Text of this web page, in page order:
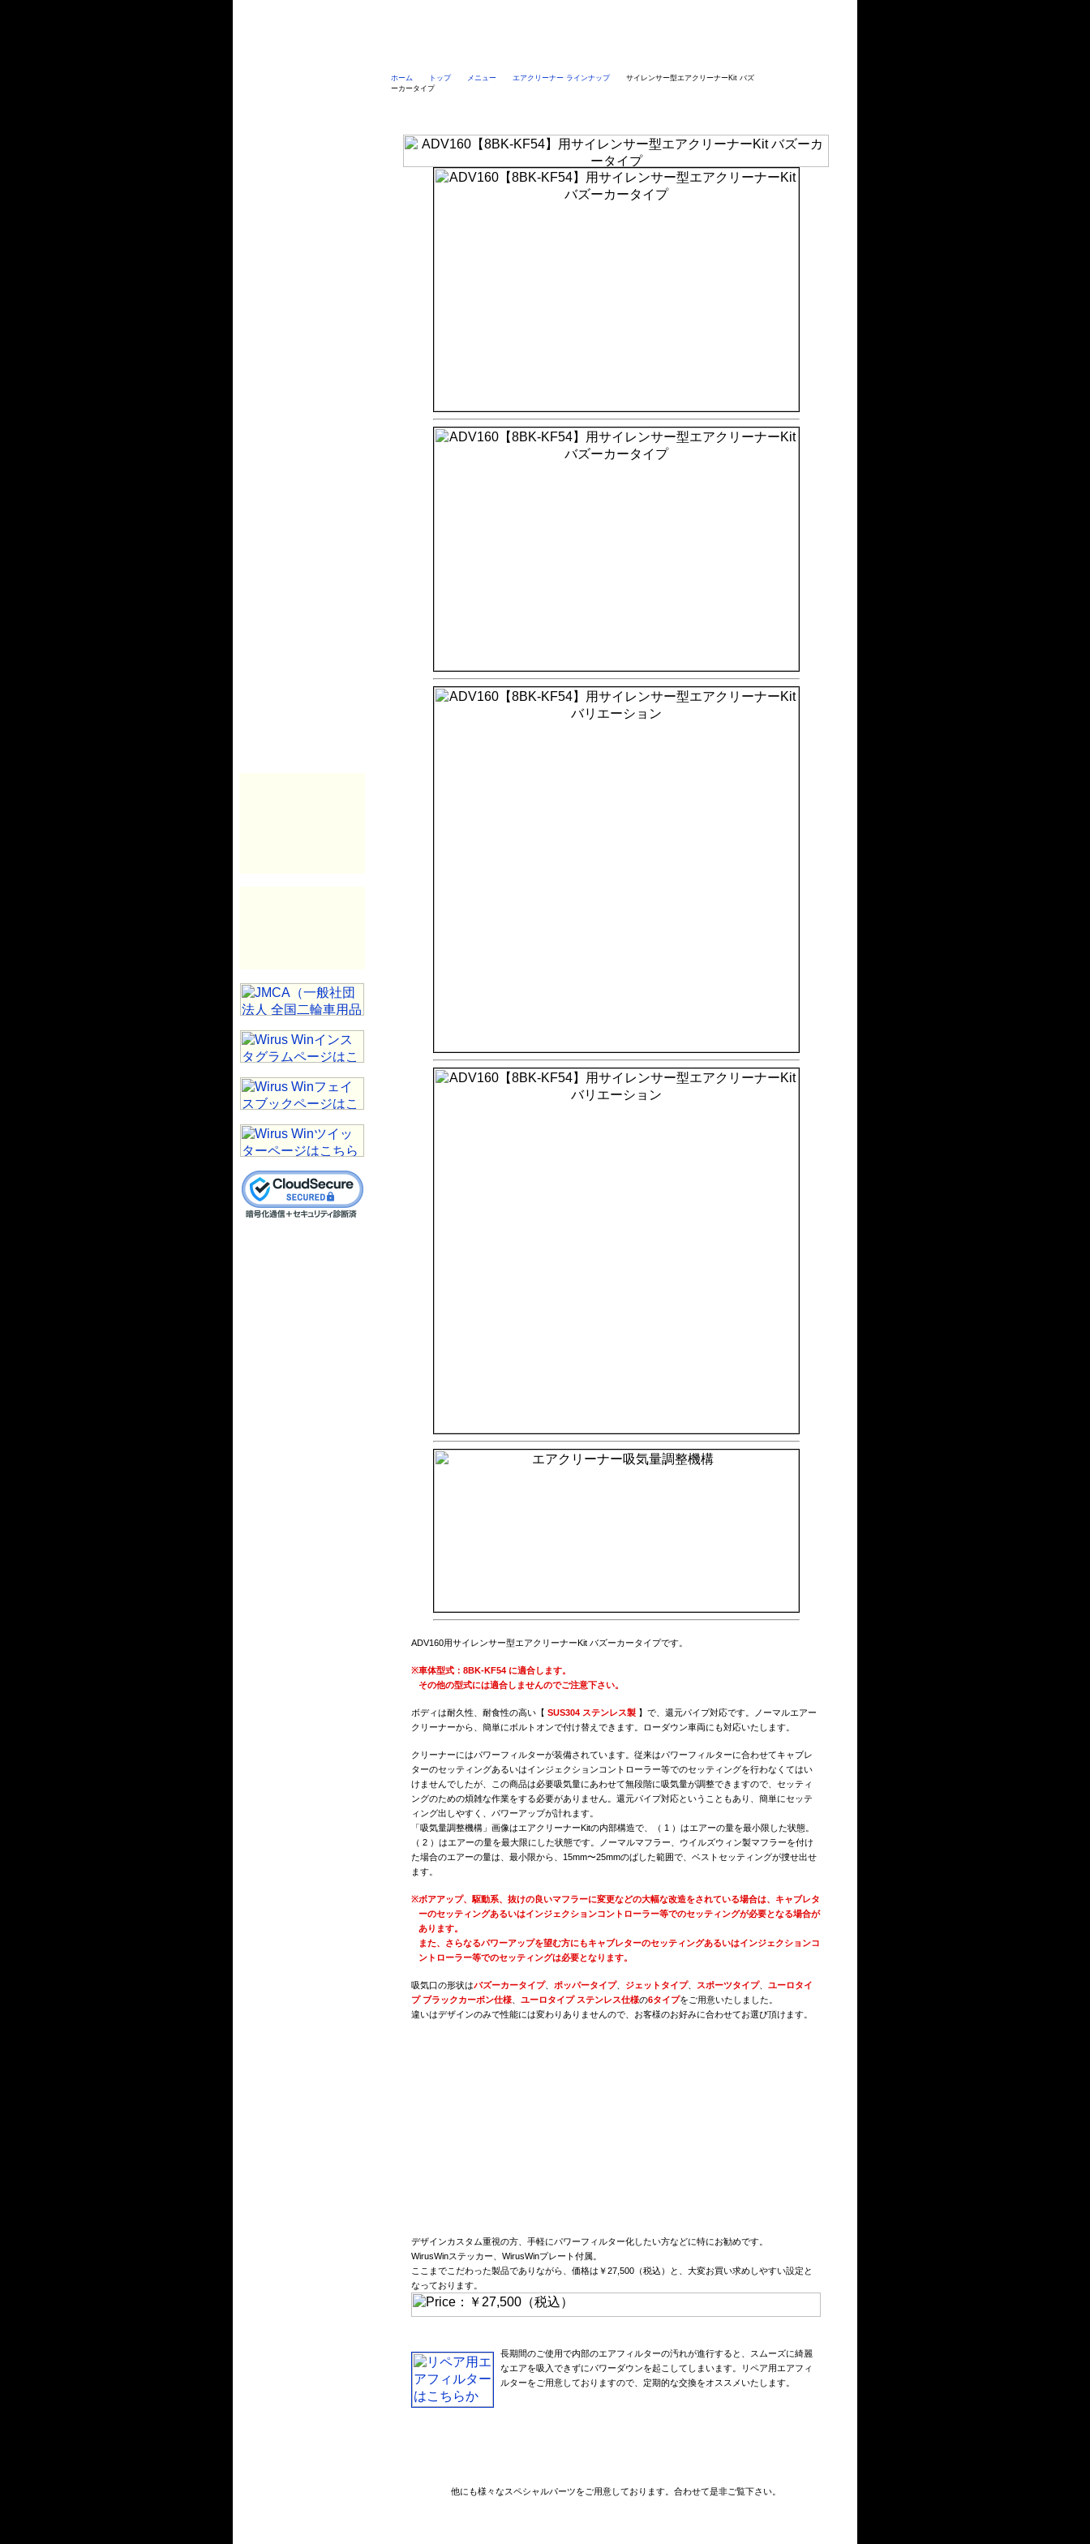
ホーム トップ メニュー エアクリーナー ラインナップ
サイレンサー型エアクリーナーKit バズ
ーカータイプ
ADV160用サイレンサー型エアクリーナーKit バズーカータイプです。
※車体型式：8BK-KF54 に適合します。
その他の型式には適合しませんのでご注意下さい。
ボディは耐久性、耐食性の高い【 SUS304 ステンレス製 】で、還元パイプ対応です。ノーマルエアー
クリーナーから、簡単にボルトオンで付け替えできます。ローダウン車両にも対応いたします。
クリーナーにはパワーフィルターが装備されています。従来はパワーフィルターに合わせてキャブレ
ターのセッティングあるいはインジェクションコントローラー等でのセッティングを行わなくてはい
けませんでしたが、この商品は必要吸気量にあわせて無段階に吸気量が調整できますので、セッティ
ングのための煩雑な作業をする必要がありません。還元パイプ対応ということもあり、簡単にセッテ
ィング出しやすく、パワーアップが計れます。
「吸気量調整機構」画像はエアクリーナーKitの内部構造で、（ 1 ）はエアーの量を最小限した状態。
（ 2 ）はエアーの量を最大限にした状態です。ノーマルマフラー、ウイルズウィン製マフラーを付け
た場合のエアーの量は、最小限から、15mm〜25mmのばした範囲で、ベストセッティングが捜せ出せ
ます。
※ボアアップ、駆動系、抜けの良いマフラーに変更などの大幅な改造をされている場合は、キャブレタ
ーのセッティングあるいはインジェクションコントローラー等でのセッティングが必要となる場合が
あります。
また、さらなるパワーアップを望む方にもキャブレターのセッティングあるいはインジェクションコ
ントローラー等でのセッティングは必要となります。
吸気口の形状はバズーカータイプ、 ポッパータイプ、 ジェットタイプ、 スポーツタイプ、 ユーロタイ
プ ブラックカーボン仕様
ユーロタイプ ステンレス仕様の6タイプをご用意いたしました。
違いはデザインのみで性能には変わりありませんので、お客様のお好みに合わせてお選び頂けます。
デザインカスタム重視の方、手軽にパワーフィルター化したい方などに特にお勧めです。
WirusWinステッカー、WirusWinプレート付属。
ここまでこだわった製品でありながら、価格は￥27,500（税込）と、大変お買い求めしやすい設定と
なっております。
長期間のご使用で内部のエアフィルターの汚れが進行すると、スムーズに綺麗
なエアを吸入できずにパワーダウンを起こしてしまいます。リペア用エアフィ
ルターをご用意しておりますので、定期的な交換をオススメいたします。
他にも様々なスペシャルパーツをご用意しております。合わせて是非ご覧下さい。